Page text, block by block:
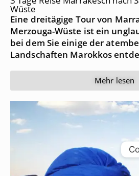
Wüste
Eine dreitägige Tour von
Merzouga-Wüste ist ein
bei dem Sie einige der
Landschaften Marokkos
Mehr lesen